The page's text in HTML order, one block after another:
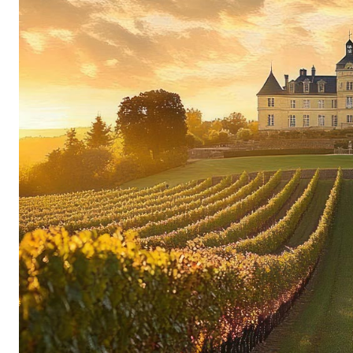
personale e di molti piccoli ma essenziali
i lavori vengono eseguiti a mano, inoltre la
modo ecologico e naturale, rinunciando
chimici e pesticidi. Per determinare il
le uve di ogni parcella vengono regolarmente
con cura a mano; la vinificazione avviene
una cantina situata in profondità nelle colline
ottimali per la maturazione dei vini.
Diversità del terroir sfruttata alla perfezione
I vigneti si estendono su 72 ettari e alcune viti
estremamente prezioso, perché sui terreni
vecchie viti producono uve molto particolari,
spiccata mineralità. Il vitigno bianco più
circa l’80% della superficie vitata di Henri
del terroir o della maturità dell’uva, per il suo